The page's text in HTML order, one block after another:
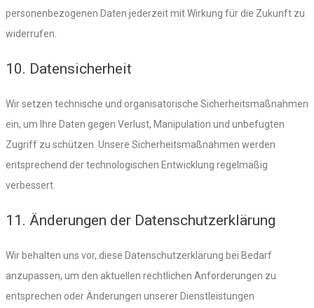
personenbezogenen Daten jederzeit mit Wirkung für die Zukunft zu
widerrufen.
10. Datensicherheit
Wir setzen technische und organisatorische Sicherheitsmaßnahmen
ein, um Ihre Daten gegen Verlust, Manipulation und unbefugten
Zugriff zu schützen. Unsere Sicherheitsmaßnahmen werden
entsprechend der technologischen Entwicklung regelmäßig
verbessert.
11. Änderungen der Datenschutzerklärung
Wir behalten uns vor, diese Datenschutzerklärung bei Bedarf
anzupassen, um den aktuellen rechtlichen Anforderungen zu
entsprechen oder Änderungen unserer Dienstleistungen